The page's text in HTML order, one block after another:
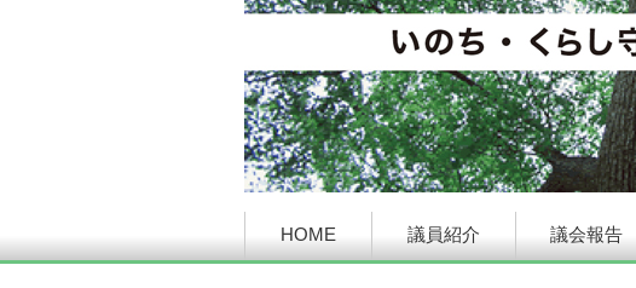
HOME 議員紹介 議会報告